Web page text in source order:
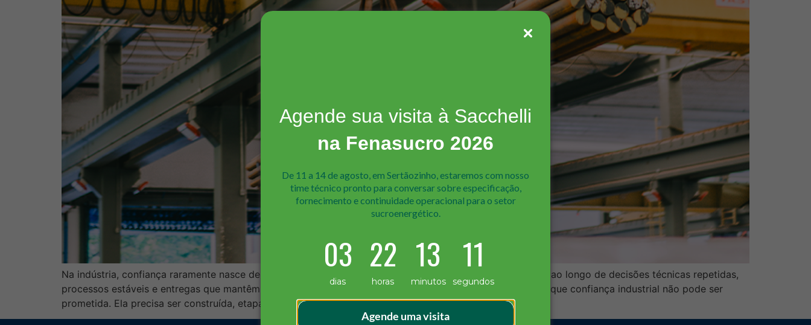
Agende sua visita à Sacchelli
na Fenasucro 2026
De 11 a 14 de agosto, em Sertãozinho, estaremos com nosso
time técnico pr onto para conversar sobre especificação,
fornecimento e continuidade operacional para o setor
sucroenergético.
03
dias
22
horas
13
minutos
10
segundos
Agende uma visita
Na indústria, confiança raramente nasce de declarações institucionais. Ela se forma de maneira silenciosa, ao longo de decisões técnicas repetidas,
processos estáveis e entregas que mantêm o mesmo padrão mesmo quando o contexto muda. É por isso que confiança industrial não pode ser
prometida. Ela precisa ser construída, etapa por etapa, dentro do próprio sistema produtivo.